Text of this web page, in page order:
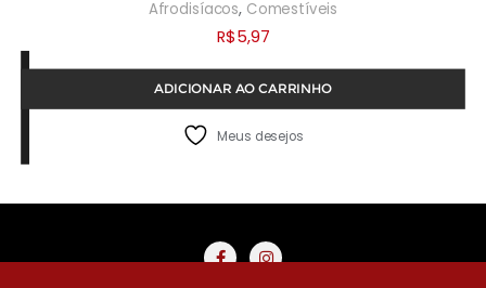
Afrodisíacos, Comestíveis
R$5,97
ADICIONAR AO CARRINHO
Meus desejos